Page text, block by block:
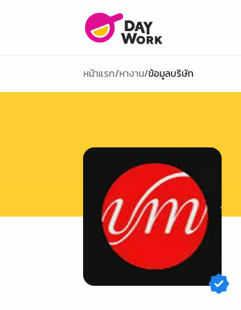
หน้าแรก/หางาน/ข้อมูลบริษัท